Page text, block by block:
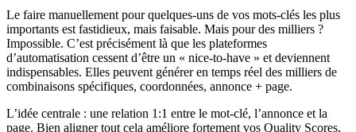
Le faire manuellement pour quelques-uns de vos mots-clés les plus
importants est fastidieux, mais faisable. Mais pour des milliers ?
Impossible. C’est précisément là que les plateformes
d’automatisation cessent d’être un « nice-to-have » et deviennent
indispensables. Elles peuvent générer en temps réel des milliers de
combinaisons spécifiques, coordonnées, annonce + page.
L’idée centrale : une relation 1:1 entre le mot-clé, l’annonce et la
page. Bien aligner tout cela améliore fortement vos Quality Scores,